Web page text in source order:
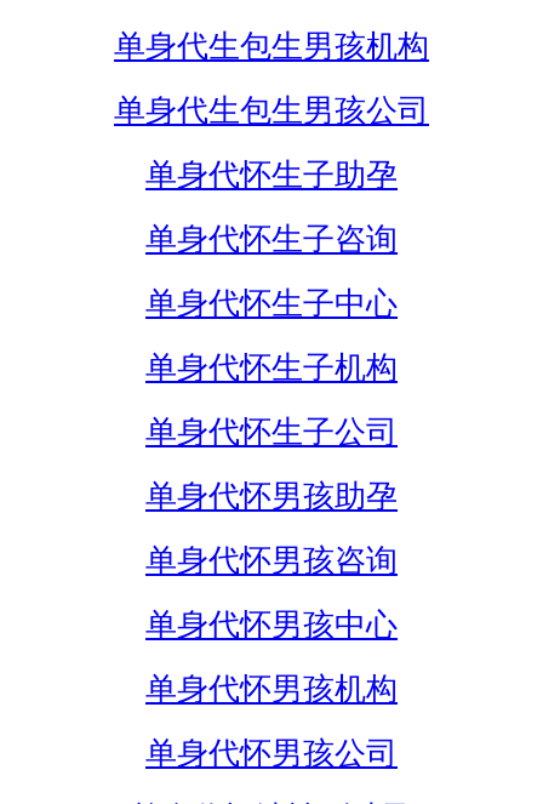
单身代生包生男孩机构
单身代生包生男孩公司
单身代怀生子助孕
单身代怀生子咨询
单身代怀生子中心
单身代怀生子机构
单身代怀生子公司
单身代怀男孩助孕
单身代怀男孩咨询
单身代怀男孩中心
单身代怀男孩机构
单身代怀男孩公司